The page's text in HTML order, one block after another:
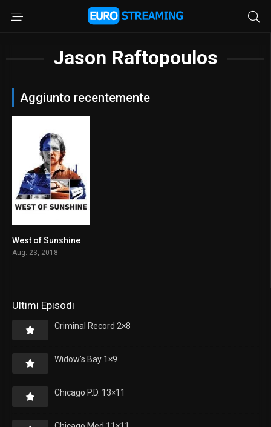
Jason Raftopoulos
Aggiunto recentemente
6.3
West of Sunshine
Aug. 23, 2018
Ultimi Episodi
Criminal Record 2×8
Widow’s Bay 1×9
Chicago P.D. 13×11